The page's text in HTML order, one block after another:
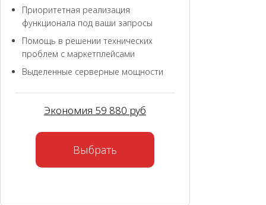
Приоритетная реализация
функционала под ваши запросы
Помощь в решении технических
проблем с маркетплейсами
Выделенные серверные мощности
Экономия 59 880 руб
Выбрать